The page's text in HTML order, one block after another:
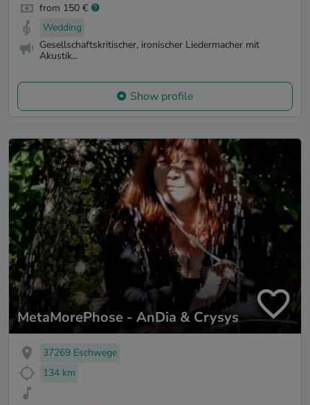
from 150 €
Wedding
Gesellschaftskritischer, ironischer Liedermacher mit
Akustik...
Show profile
MetaMorePhose - AnDia & Crysys
37269 Eschwege
134 km